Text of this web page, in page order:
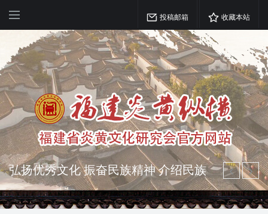
投稿邮箱 收藏本站
弘扬优秀文化 振奋民族精神 介绍民族
瑰宝 宣传中华精英
突出海西特色 报道台港澳侨 坚持古为